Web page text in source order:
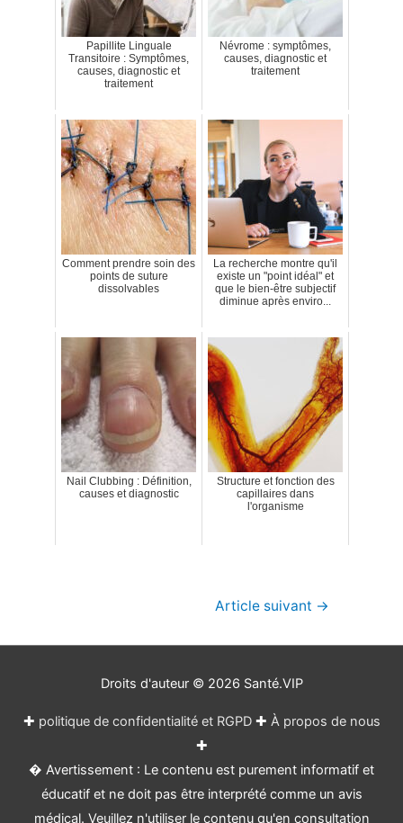
Papillite Linguale
Transitoire : Symptômes,
causes, diagnostic et
traitement
Névrome : symptômes,
causes, diagnostic et
traitement
Comment prendre soin des
points de suture
dissolvables
La recherche montre qu'il
existe un "point idéal" et
que le bien-être subjectif
diminue après enviro...
Nail Clubbing : Définition,
causes et diagnostic
Structure et fonction des
capillaires dans
l'organisme
Article suivant →
Droits d'auteur © 2026 Santé.VIP
✚ politique de confidentialité et RGPD✚ À propos de nous
✚
� Avertissement : Le contenu est purement informatif et
éducatif et ne doit pas être interprété comme un avis
médical. Veuillez n'utiliser le contenu qu'en consultation